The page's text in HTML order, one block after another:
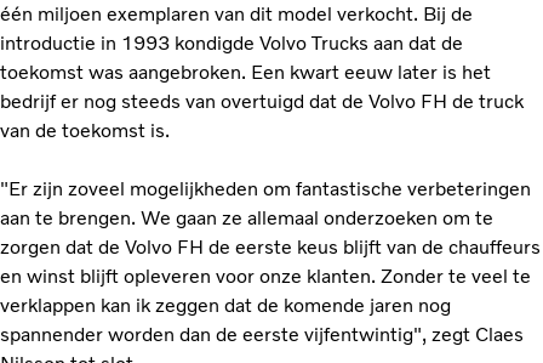
één miljoen exemplaren van dit model verkocht. Bij de
introductie in 1993 kondigde Volvo Trucks aan dat de
toekomst was aangebroken. Een kwart eeuw later is het
bedrijf er nog steeds van overtuigd dat de Volvo FH de truck
van de toekomst is.
"Er zijn zoveel mogelijkheden om fantastische verbeteringen
aan te brengen. We gaan ze allemaal onderzoeken om te
zorgen dat de Volvo FH de eerste keus blijft van de chauffeurs
en winst blijft opleveren voor onze klanten. Zonder te veel te
verklappen kan ik zeggen dat de komende jaren nog
spannender worden dan de eerste vijfentwintig", zegt Claes